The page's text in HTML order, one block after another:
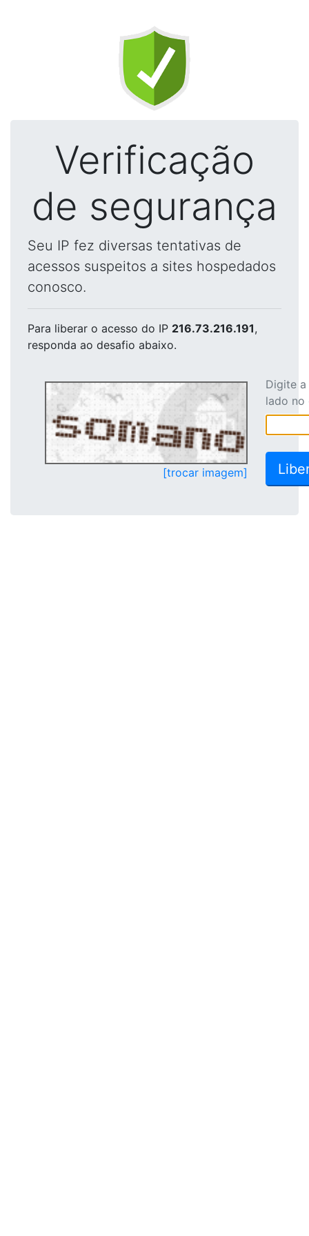
Verificação
de segurança
Seu IP fez diversas tentativas de
acessos suspeitos a sites hospedados
conosco.
Para liberar o acesso do IP 216.73.216.191,
responda ao desafio abaixo.
[trocar imagem]
Digite
lado no